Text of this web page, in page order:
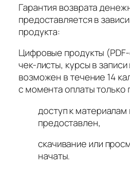
Гарантия возврата
предоставляется в
продукта:
Цифровые продукты
чек-листы, курсы в
возможен в течение 14
с момента оплаты только
доступ к
предоставлен,
скачивание или
начаты.